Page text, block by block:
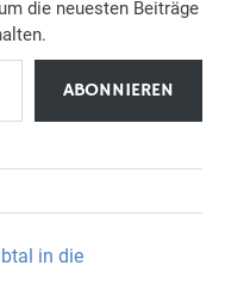
die neuesten Beiträge
ABONNIEREN
in die